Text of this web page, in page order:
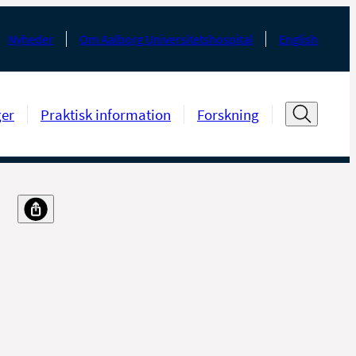
Nyheder Om Aalborg Universitetshospital English
Praktisk information Forskning